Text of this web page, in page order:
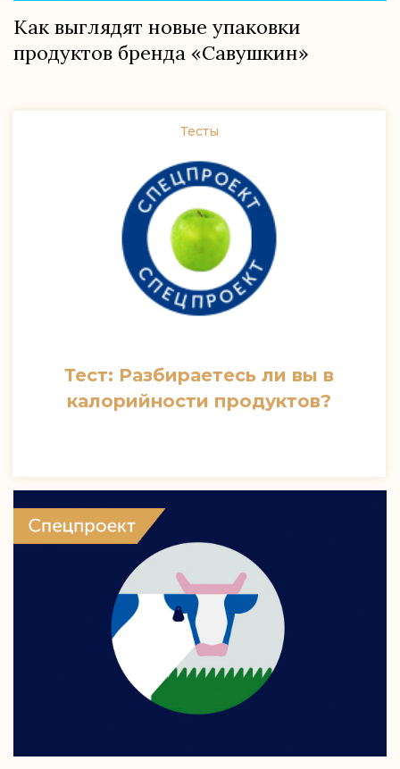
Как выглядят новые упаковки
продуктов бренда «Савушкин»
Тесты
Тест: Разбираетесь ли вы в
калорийности продуктов?